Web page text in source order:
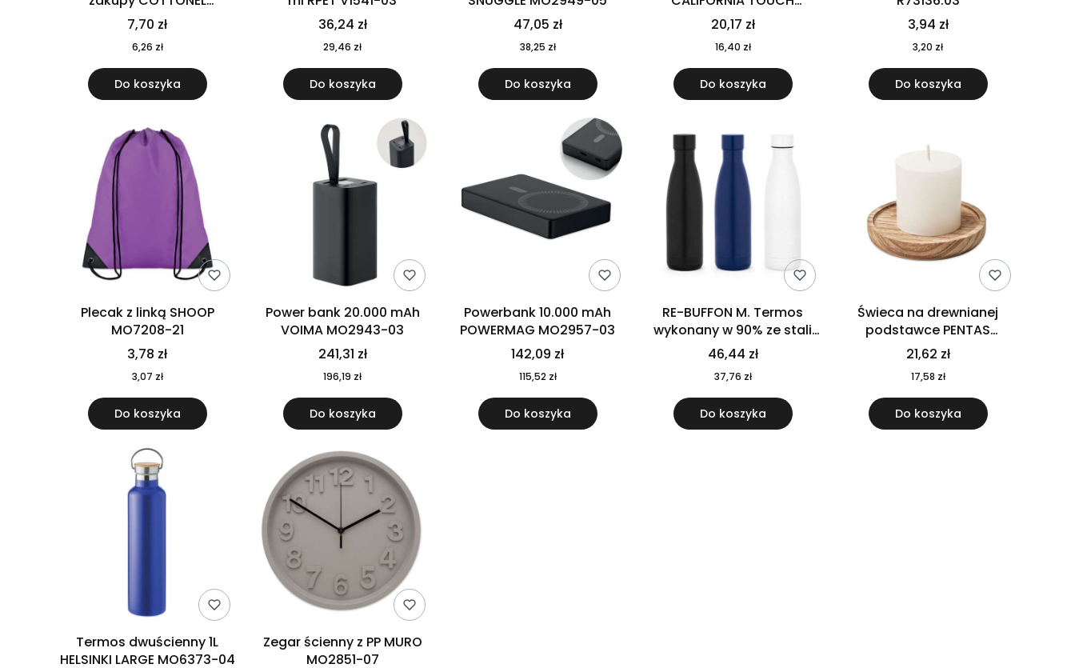
COLOUR++ MO9846-11
7,70 zł
6,26 zł
Do koszyka
36,24 zł
29,46 zł
Do koszyka
47,05 zł
38,25 zł
Do koszyka
MO9617-10
20,17 zł
16,40 zł
Do koszyka
3,94 zł
3,20 zł
Do koszyka
Plecak z linką SHOOP
MO7208-21
3,78 zł
3,07 zł
Do koszyka
Power bank 20.000 mAh
VOIMA MO2943-03
241,31 zł
196,19 zł
Do koszyka
Powerbank 10.000 mAh
POWERMAG MO2957-03
142,09 zł
115,52 zł
Do koszyka
RE-BUFFON M. Termos
wykonany w 90% ze stali
nierdzewnej pochodzącej z
recyklingu 520 ml 94294
46,44 zł
37,76 zł
Do koszyka
Świeca na drewnianej
podstawce PENTAS
MO6282-40
21,62 zł
17,58 zł
Do koszyka
Termos dwuścienny 1L
HELSINKI LARGE MO6373-04
Zegar ścienny z PP MURO
MO2851-07